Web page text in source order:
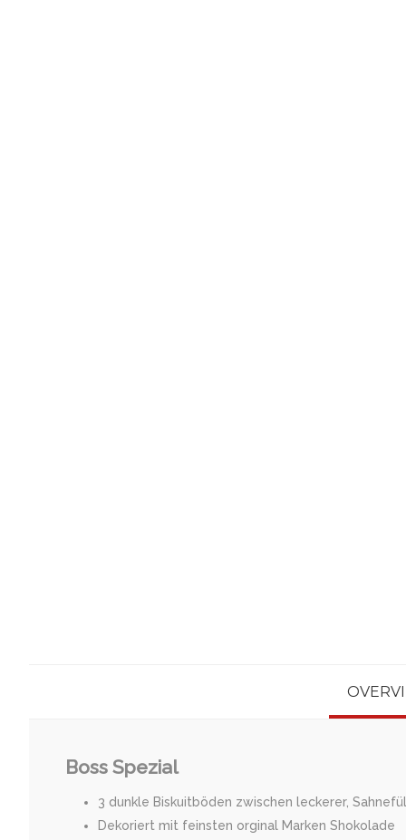
Boss Spezial
3 dunkle Biskuitböden zwischen leckerer,
Dekoriert mit feinsten orginal Marken Shokolade